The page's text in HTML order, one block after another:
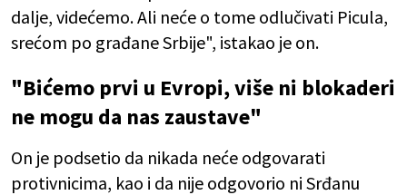
dalje, videćemo. Ali neće o tome odlučivati Picula,
srećom po građane Srbije", istakao je on.
"Bićemo prvi u Evropi, više ni blokaderi
ne mogu da nas zaustave"
​On je podsetio da nikada neće odgovarati
protivnicima, kao i da nije odgovorio ni Srđanu